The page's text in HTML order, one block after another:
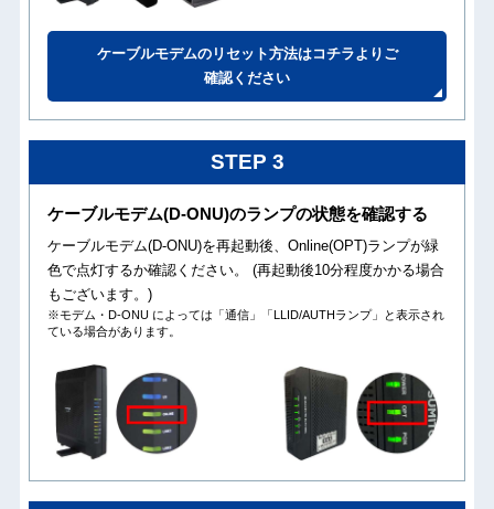
ケーブルモデムのリセット方法はコチラよりご
確認ください
STEP 3
ケーブルモデム(D-ONU)のランプの状態を確認する
ケーブルモデム(D-ONU)を再起動後、Online(OPT)ランプが緑
色で点灯するか確認ください。 (再起動後10分程度かかる場合
もございます。)
※モデム・D-ONU によっては「通信」「LLID/AUTHランプ」と表示され
ている場合があります。